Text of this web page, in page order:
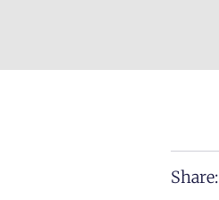
Share: